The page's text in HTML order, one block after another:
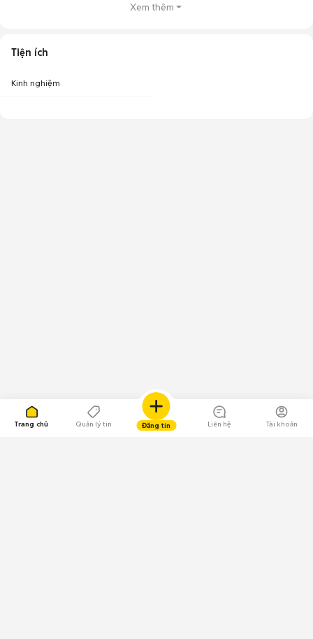
Trang chủ Quản lý tin Đăng tin Liên hệ Tài khoản
Xem thêm
Tiện ích
Kinh nghiệm